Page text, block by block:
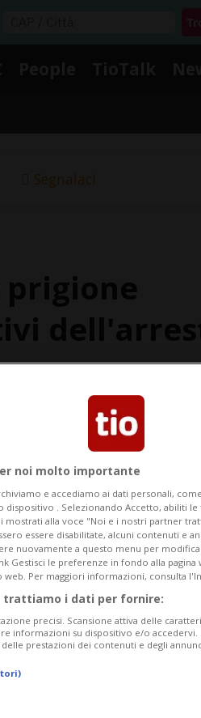
Segnalaci
noi molto importante
e accediamo ai dati personali,
dispositivo . Selezionando Accetto, abiliti
mostrati alla voce "Noi e i nostri partner
essere disabilitate, alcuni contenuti e
nuovamente a questo menu per
Gestisci le preferenze in fondo alla
Per maggiori informazioni, consulta
trattiamo i dati per fornire:
precisi. Scansione attiva delle
informazioni su dispositivo e/o
prestazioni dei contenuti e degli